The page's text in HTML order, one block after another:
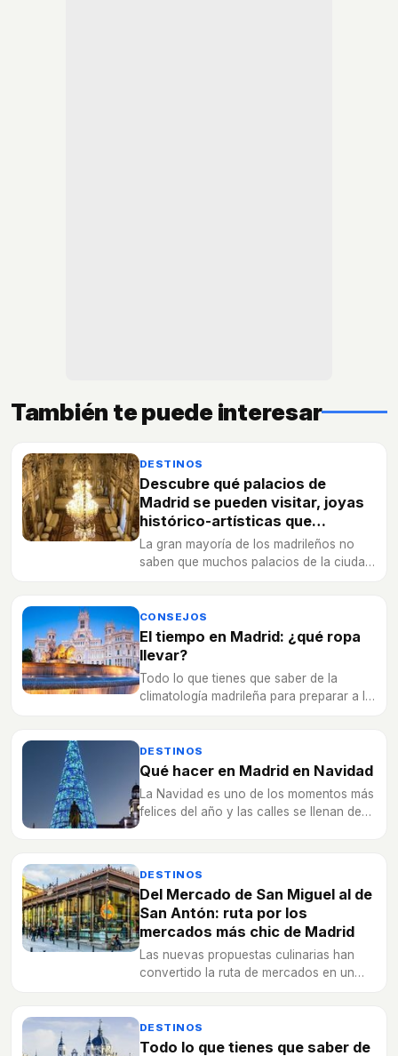
También te puede interesar
DESTINOS
Descubre qué palacios de
Madrid se pueden visitar, joyas
histórico-artísticas que
enamoran
La gran mayoría de los madrileños no
saben que muchos palacios de la ciudad
cómo se puede acceder a su interior.
CONSEJOS
El tiempo en Madrid: ¿qué ropa
llevar?
Todo lo que tienes que saber de la
climatología madrileña para preparar a la
DESTINOS
Qué hacer en Madrid en Navidad
La Navidad es uno de los momentos más
felices del año y las calles se llenan de
DESTINOS
Del Mercado de San Miguel al de
San Antón: ruta por los
mercados más chic de Madrid
Las nuevas propuestas culinarias han
convertido la ruta de mercados en un
Madrid!
DESTINOS
Todo lo que tienes que saber de